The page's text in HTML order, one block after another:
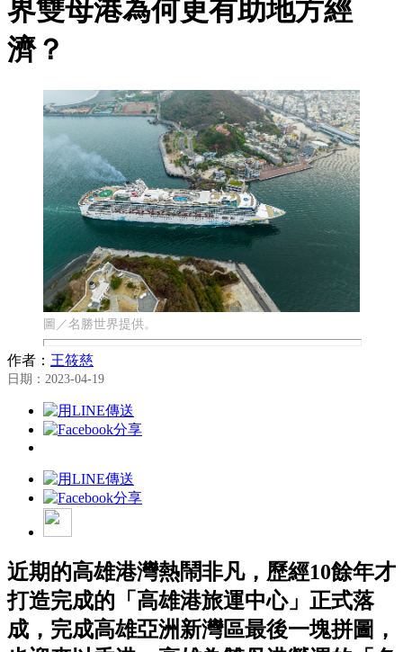
界雙母港為何更有助地方經
濟？
圖／名勝世界提供。
作者： 王筱慈
日期：2023-04-19
近期的高雄港灣熱鬧非凡，歷經10餘年才
打造完成的「高雄港旅運中心」正式落
成，完成高雄亞洲新灣區最後一塊拼圖，